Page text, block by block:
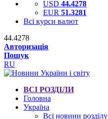
USD 44.4278
EUR 51.3281
Всі курси валют
44.4278
Авторизація
Пошук
RU
ВСІ РОЗДІЛИ
Головна
Україна
Всі новини розділу